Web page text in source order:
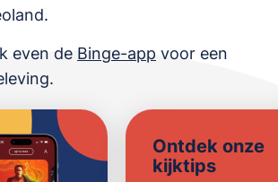
.
even de Binge-app voor een
Ontdek onze
kijktips